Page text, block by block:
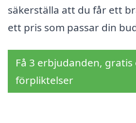
säkerställa att du får ett
ett pris som passar din
Få 3 erbjudanden,
förpliktelser